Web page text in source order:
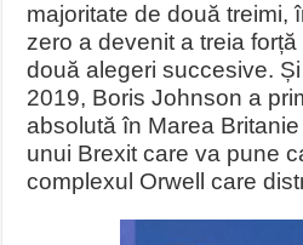
majoritate de două treimi,
zero a devenit a treia
două alegeri succesive.
2019, Boris Johnson a
absolută în Marea
unui Brexit care va pune
complexul Orwell care